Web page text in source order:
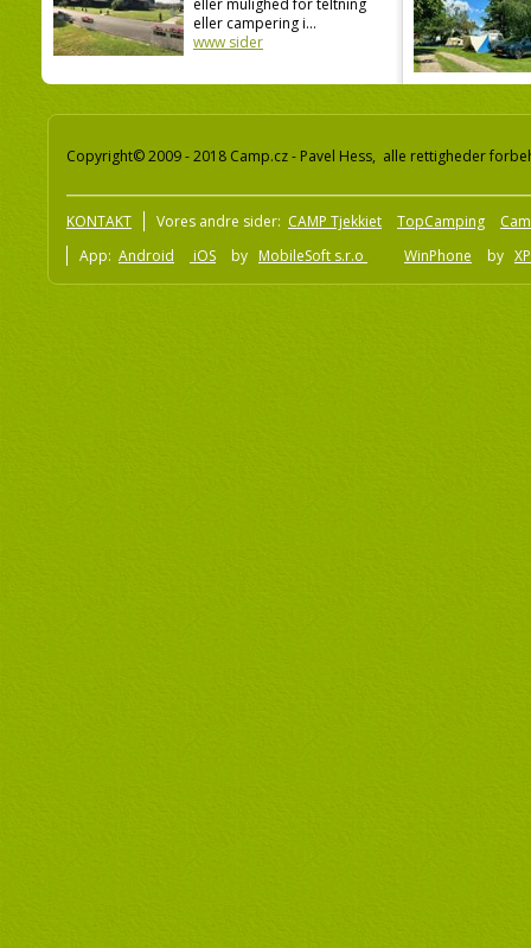
eller mulighed for teltning
eller campering i...
www sider
Copyright© 2009 - 2018 Camp.cz - Pavel Hess, alle rettigheder
KONTAKT Vores andre sider: CAMP Tjekkiet TopCamping
App: Android iOS by MobileSoft s.r.o WinPhone by